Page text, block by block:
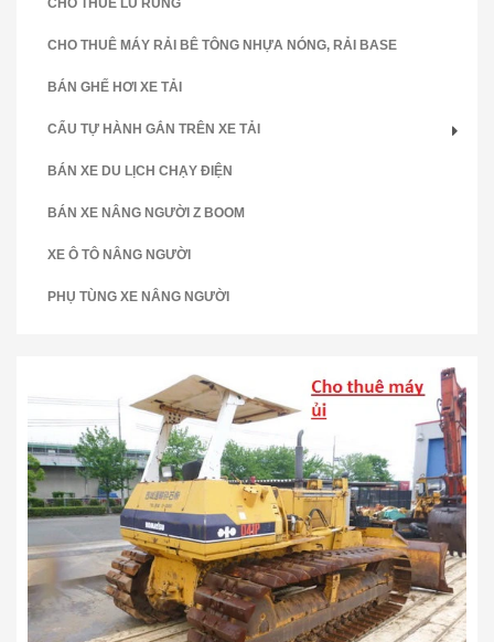
CHO THUÊ LU RUNG
CHO THUÊ MÁY RẢI BÊ TÔNG NHỰA NÓNG, RẢI BASE
BÁN GHẾ HƠI XE TẢI
CẨU TỰ HÀNH GẮN TRÊN XE TẢI
BÁN XE DU LỊCH CHẠY ĐIỆN
BÁN XE NÂNG NGƯỜI Z BOOM
XE Ô TÔ NÂNG NGƯỜI
PHỤ TÙNG XE NÂNG NGƯỜI